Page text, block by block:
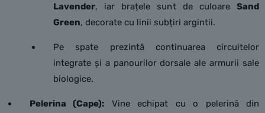
Lavender, iar brațele sunt de culoare Sand
Green, decorate cu linii subțiri argintii.
Pe spate prezintă continuarea circuitelor
integrate și a panourilor dorsale ale armurii sale
biologice.
Pelerina (Cape): Vine echipat cu o pelerină din